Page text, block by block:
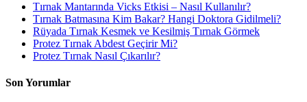
Tırnak Mantarında Vicks Etkisi – Nasıl Kullanılır?
Tırnak Batmasına Kim Bakar? Hangi Doktora Gidilmeli?
Rüyada Tırnak Kesmek ve Kesilmiş Tırnak Görmek
Protez Tırnak Abdest Geçirir Mi?
Protez Tırnak Nasıl Çıkarılır?
Son Yorumlar